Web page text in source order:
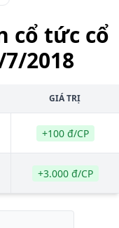
cổ tức cổ
2018
GIÁ TRỊ
+100 đ/CP
+3.000 đ/CP